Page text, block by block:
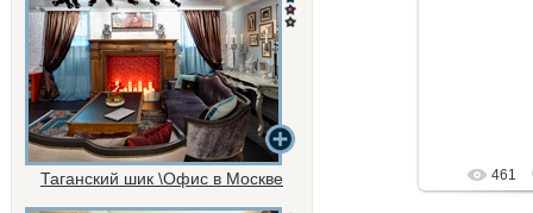
Таганский шик \Офис в Москве 461